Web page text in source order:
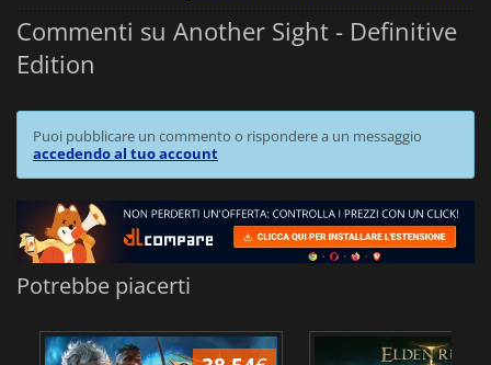
Commenti su Another Sight - Definitive
Edition
Puoi pubblicare un commento o rispondere a un messaggio
accedendo al tuo account
Potrebbe piacerti